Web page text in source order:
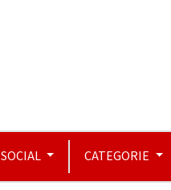
SOCIAL CATEGORIE